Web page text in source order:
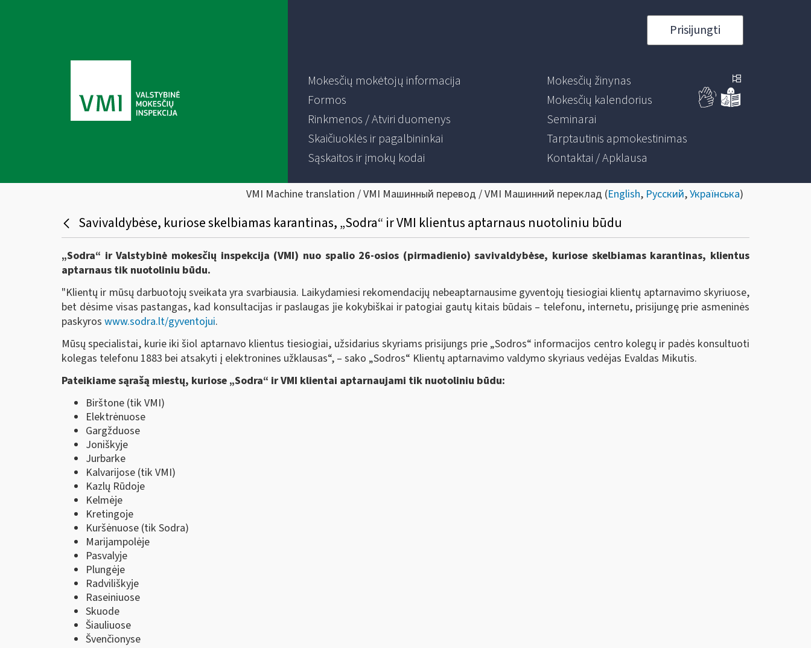
Prisijungti
Mokesčių mokėtojų informacija
Formos
Rinkmenos / Atviri duomenys
Skaičiuoklės ir pagalbininkai
Sąskaitos ir įmokų kodai
Mokesčių žinynas
Mokesčių kalendorius
Seminarai
Tarptautinis apmokestinimas
Kontaktai / Apklausa
VMI Machine translation / VMI Машинный перевод / VMI Машинний переклад (English, Русский,Українська)
Savivaldybėse, kuriose skelbiamas karantinas, „Sodra“ ir VMI klientus aptarnaus nuotoliniu būdu
„Sodra“ ir Valstybinė mokesčių inspekcija (VMI) nuo spalio 26-osios (pirmadienio) savivaldybėse, kuriose skelbiamas karantinas, klientus
aptarnaus tik nuotoliniu būdu.
"Klientų ir mūsų darbuotojų sveikata yra svarbiausia. Laikydamiesi rekomendacijų nebeaptarnausime gyventojų tiesiogiai klientų aptarnavimo skyriuose,
bet dėsime visas pastangas, kad konsultacijas ir paslaugas jie kokybiškai ir patogiai gautų kitais būdais – telefonu, internetu, prisijungę prie asmeninės
paskyros www.sodra.lt/gyventojui.
Mūsų specialistai, kurie iki šiol aptarnavo klientus tiesiogiai, užsidarius skyriams prisijungs prie „Sodros“ informacijos centro kolegų ir padės konsultuoti
kolegas telefonu 1883 bei atsakyti į elektronines užklausas“, – sako „Sodros“ Klientų aptarnavimo valdymo skyriaus vedėjas Evaldas Mikutis.
Pateikiame sąrašą miestų, kuriose „Sodra“ ir VMI klientai aptarnaujami tik nuotoliniu būdu:
Birštone (tik VMI)
Elektrėnuose
Gargžduose
Joniškyje
Jurbarke
Kalvarijose (tik VMI)
Kazlų Rūdoje
Kelmėje
Kretingoje
Kuršėnuose (tik Sodra)
Marijampolėje
Pasvalyje
Plungėje
Radviliškyje
Raseiniuose
Skuode
Šiauliuose
Švenčionyse